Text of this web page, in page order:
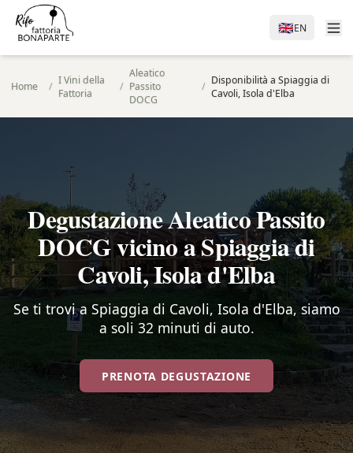
🇬🇧EN
Home / I Vini della
Fattoria
/
Aleatico
Passito
DOCG
/ Disponibilità a Spiaggia di
Cavoli, Isola d'Elba
Degustazione Aleatico Passito
DOCG vicino a Spiaggia di
Cavoli, Isola d'Elba
Se ti trovi a Spiaggia di Cavoli, Isola d'Elba, siamo
a soli 32 minuti di auto.
PRENOTA DEGUSTAZIONE